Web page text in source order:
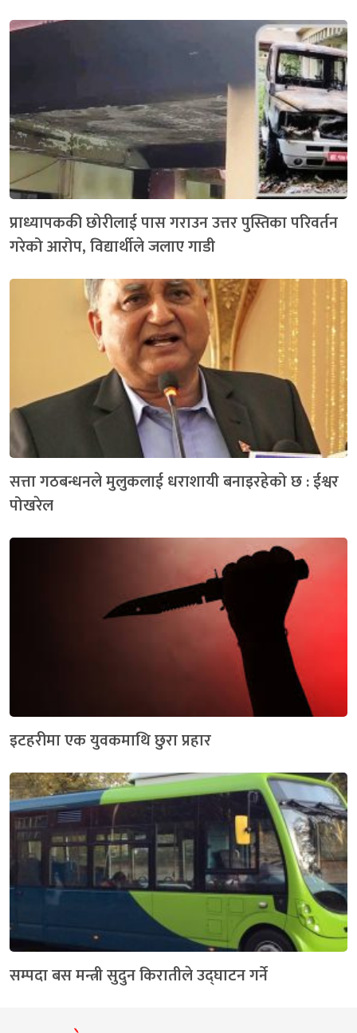
प्राध्यापककी छोरीलाई पास गराउन उत्तर पुस्तिका परिवर्तन
गरेको आरोप, विद्यार्थीले जलाए गाडी
सत्ता गठबन्धनले मुलुकलाई धराशायी बनाइरहेको छ : ईश्वर
पोखरेल
इटहरीमा एक युवकमाथि छुरा प्रहार
सम्पदा बस मन्त्री सुदुन किरातीले उद्घाटन गर्ने